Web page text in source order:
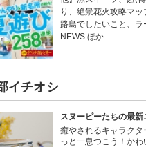
り、絶景花火攻略マ
路島でしたいこと、ラ
NEWS ほか
イチオシ
スヌーピーたちの最新
癒やされるキャラクタ
っと一息つこう！か